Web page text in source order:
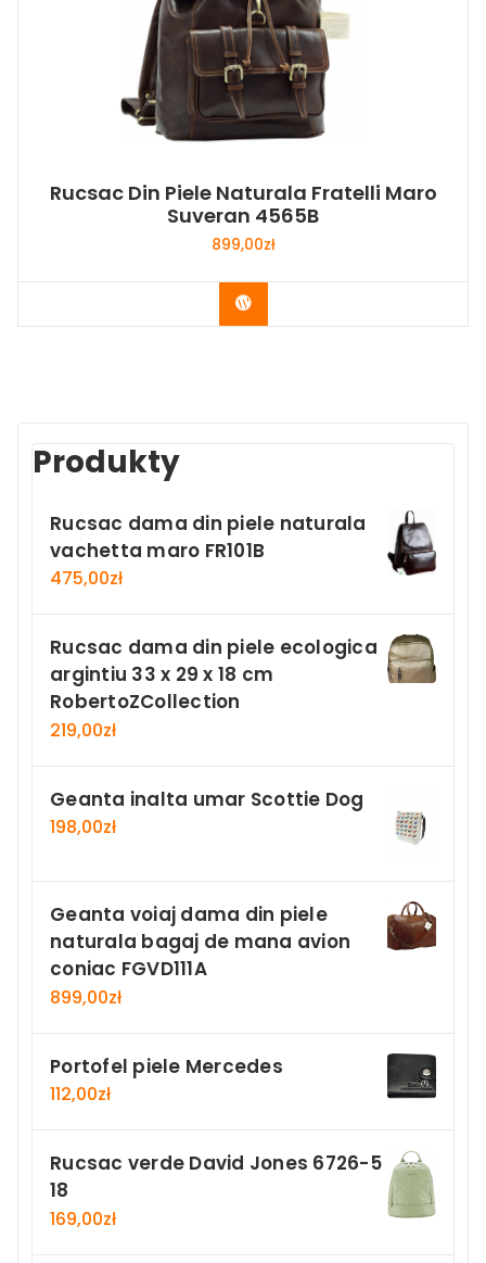
Rucsac Din Piele Naturala Fratelli Maro
Suveran 4565B
899,00zł
Buy Now
Produkty
Rucsac dama din piele naturala
vachetta maro FR101B
475,00zł
Rucsac dama din piele ecologica
argintiu 33 x 29 x 18 cm
RobertoZCollection
219,00zł
Geanta inalta umar Scottie Dog
198,00zł
Geanta voiaj dama din piele
naturala bagaj de mana avion
coniac FGVD111A
899,00zł
Portofel piele Mercedes
112,00zł
Rucsac verde David Jones 6726-5
18
169,00zł